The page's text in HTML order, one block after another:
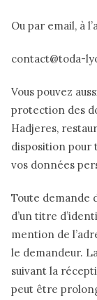
Ou par email, à
contact@toda-
Vous pouvez
protection des
Hadjeres,
disposition pour
vos données
Toute demande
d’un titre
mention de
le demandeur.
suivant la
peut être